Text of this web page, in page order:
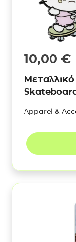
10,00 €
Apparel &